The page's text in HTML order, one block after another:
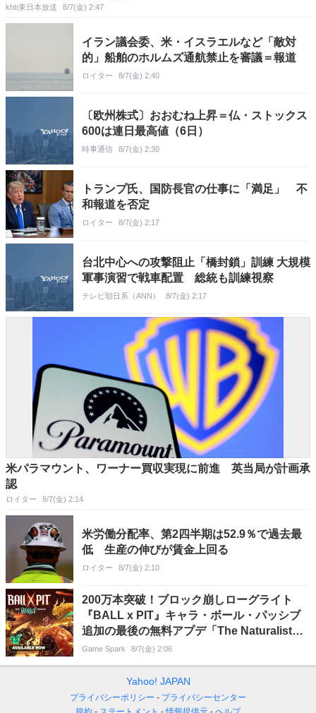
khb東日本放送 8/7(金) 2:47
イラン議会委、米・イスラエルなど「敵対
的」船舶のホルムズ通航禁止を審議＝報道
ロイター 8/7(金) 2:40
〔欧州株式〕おおむね上昇＝仏・ストックス
600は連日最高値（6日）
時事通信 8/7(金) 2:30
トランプ氏、国防長官の仕事に「満足」 不
和報道を否定
ロイター 8/7(金) 2:17
台北中心への攻撃阻止「橋封鎖」訓練 大規模
軍事演習で戦車配置 総統も訓練視察
テレビ朝日系（ANN） 8/7(金) 2:17
米パラマウント、ワーナー買収実現に前進 英当局が計画承
認
ロイター 8/7(金) 2:14
米労働分配率、第2四半期は52.9％で過去最
低 生産の伸びが賃金上回る
ロイター 8/7(金) 2:10
200万本突破！ブロック崩しローグライト
『BALL x PIT』キャラ・ボール・パッシブ
追加の最後の無料アプデ「The Naturalist」
配信―34％オフのセールも実施
Game Spark 8/7(金) 2:06
Yahoo! JAPAN
プライバシーポリシー
プライバシーセンター